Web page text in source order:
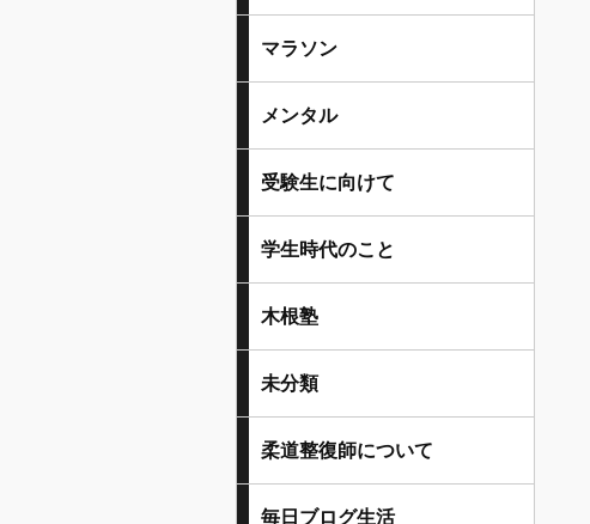
マラソン
メンタル
受験生に向けて
学生時代のこと
木根塾
未分類
柔道整復師について
毎日ブログ生活